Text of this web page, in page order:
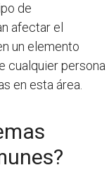
de
afectar el
un elemento
cualquier persona
en esta área.